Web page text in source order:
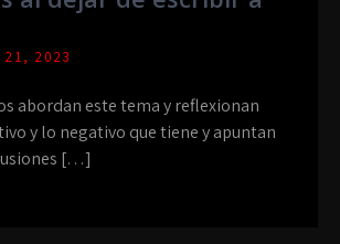
21, 2023
abordan este tema y reflexionan
y lo negativo que tiene y apuntan
[…]